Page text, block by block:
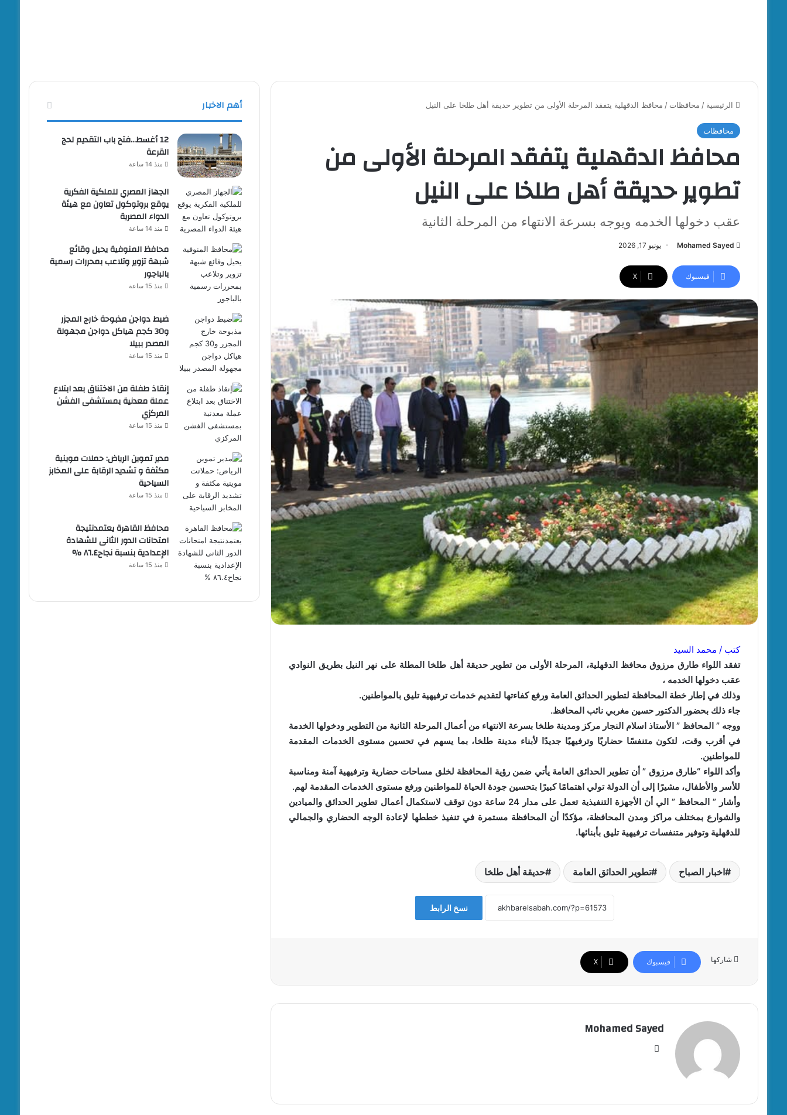
الرئيسية / محافظات / محافظ الدقهلية يتفقد المرحلة الأولى من تطوير حديقة أهل طلخا على النيل
محافظات
محافظ الدقهلية يتفقد المرحلة الأولى من
تطوير حديقة أهل طلخا على النيل
عقب دخولها الخدمه ويوجه بسرعة الانتهاء من المرحلة الثانية
Mohamed Sayed يونيو 17, 2026
فيسبوك ‫X
كتب / محمد السيد
تفقد اللواء طارق مرزوق محافظ الدقهلية، المرحلة الأولى من تطوير حديقة أهل طلخا المطلة على نهر النيل بطريق النوادي
عقب دخولها الخدمه ،
وذلك في إطار خطة المحافظة لتطوير الحدائق العامة ورفع كفاءتها لتقديم خدمات ترفيهية تليق بالمواطنين.
جاء ذلك بحضور الدكتور حسين مغربي نائب المحافظ.
ووجه ” المحافظ ” الأستاذ اسلام النجار مركز ومدينة طلخا بسرعة الانتهاء من أعمال المرحلة الثانية من التطوير ودخولها الخدمة
في أقرب وقت، لتكون متنفسًا حضاريًا وترفيهيًا جديدًا لأبناء مدينة طلخا، بما يسهم في تحسين مستوى الخدمات المقدمة
للمواطنين.
وأكد اللواء “طارق مرزوق ” أن تطوير الحدائق العامة يأتي ضمن رؤية المحافظة لخلق مساحات حضارية وترفيهية آمنة ومناسبة
للأسر والأطفال، مشيرًا إلى أن الدولة تولي اهتمامًا كبيرًا بتحسين جودة الحياة للمواطنين ورفع مستوى الخدمات المقدمة لهم.
وأشار ” المحافظ ” الي أن الأجهزة التنفيذية تعمل على مدار 24 ساعة دون توقف لاستكمال أعمال تطوير الحدائق والميادين
والشوارع بمختلف مراكز ومدن المحافظة، مؤكدًا أن المحافظة مستمرة في تنفيذ خططها لإعادة الوجه الحضاري والجمالي
للدقهلية وتوفير متنفسات ترفيهية تليق بأبنائها.
اخبار الصباح تطوير الحدائق العامة حديقة أهل طلخا
نسخ الرابط
شاركها فيسبوك ‫X
Mohamed Sayed
أهم الاخبار
12 أغسط…فتح باب التقديم لحج
القرعة
منذ 14 ساعة
الجهاز المصري للملكية الفكرية
يوقع بروتوكول تعاون مع هيئة
الدواء المصرية
منذ 14 ساعة
محافظ المنوفية يحيل وقائع
شبهة تزوير وتلاعب بمحررات رسمية
بالباجور
منذ 15 ساعة
ضبط دواجن مذبوحة خارج المجزر
و30 كجم هياكل دواجن مجهولة
المصدر ببيلا
منذ 15 ساعة
إنقاذ طفلة من الاختناق بعد ابتلاع
عملة معدنية بمستشفى الفشن
المركزي
منذ 15 ساعة
مدير تموين الرياض: حملات موينية
مكثفة و تشديد الرقابة على المخابز
السياحية
منذ 15 ساعة
محافظ القاهرة يعتمدنتيجة
امتحانات الدور الثانى للشهادة
الإعدادية بنسبة نجاح٨٦.٤ %
منذ 15 ساعة